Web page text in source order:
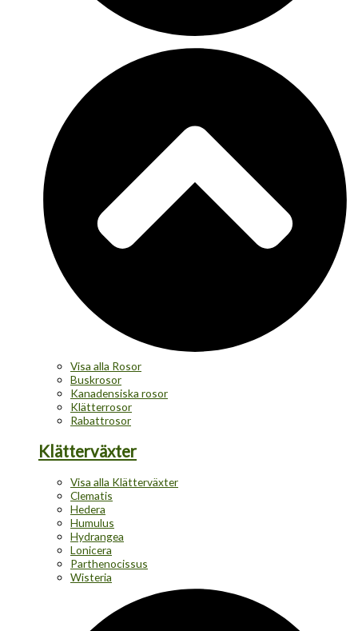
Visa alla Rosor
Buskrosor
Kanadensiska rosor
Klätterrosor
Rabattrosor
Klätterväxter
Visa alla Klätterväxter
Clematis
Hedera
Humulus
Hydrangea
Lonicera
Parthenocissus
Wisteria